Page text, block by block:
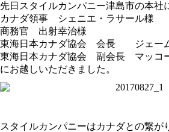
先日スタイルカンパニー津島市の本社
カナダ領事 シェニエ・ラサール様
商務官 出射幸治様
東海日本カナダ協会 会長 ジェー
東海日本カナダ協会 副会長 マッコ
にお越しいただきました。
スタイルカンパニーはカナダとの繋が